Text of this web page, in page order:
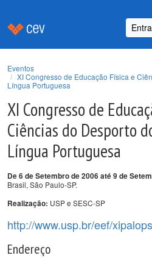
Eventos
XI Congresso de Educação Física e
Língua Portuguesa
XI Congresso de
Ciências do Desporto
Língua Portuguesa
De 6 de Setembro de 2006 até 9 de
Brasil, São Paulo-SP.
Realização: USP e SESC-SP
http://www.usp.br/eef/
Endereço